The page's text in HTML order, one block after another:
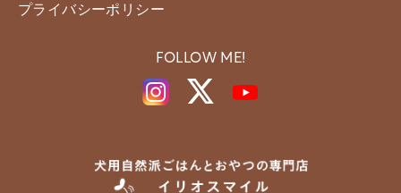
プライバシーポリシー
FOLLOW ME!